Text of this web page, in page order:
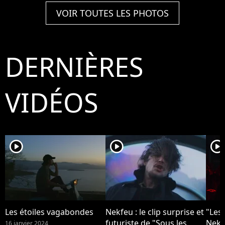
VOIR TOUTES LES PHOTOS
DERNIÈRES
VIDÉOS
player2
Les étoiles vagabondes
player2
Nekfeu : le clip surprise et
player2